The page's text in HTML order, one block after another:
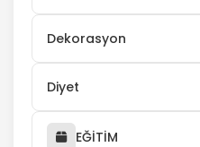
Dekorasyon
Diyet
EĞİTİM